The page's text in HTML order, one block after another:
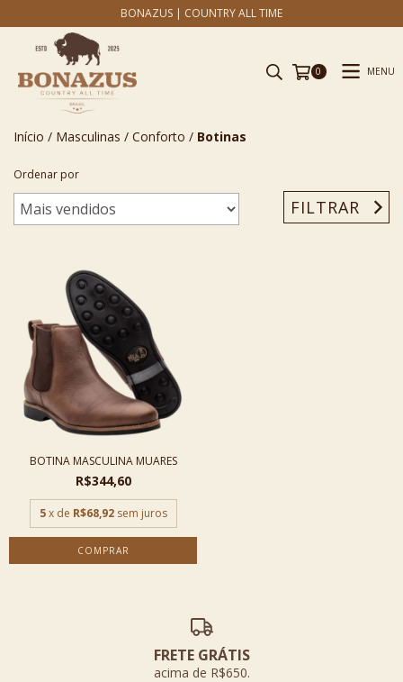
BONAZUS | COUNTRY ALL TIME
0 MENU
Início / Masculinas / Conforto / Botinas
Ordenar por
FILTRAR
BOTINA MASCULINA MUARES
R$344,60
5 x de R$68,92 sem juros
COMPRAR
FRETE GRÁTIS
acima de R$650.